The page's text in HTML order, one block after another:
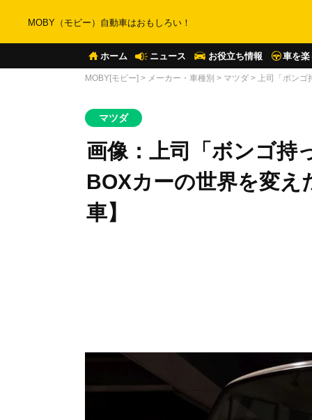
MOBY（モビー）自動車はおもしろい！
ホーム ニュース お役立ち情報 車を楽
MOBY[モビー] > メーカー・車種別 > マツダ > 上司「ボン
マツダ
画像：上司「ボンゴ持
BOXカーの世界を変え
車】